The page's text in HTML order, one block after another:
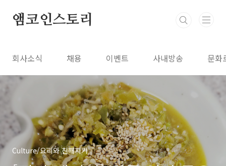
앰코인스토리
회사소식 채용 이벤트 사내방송 문화
Culture/요리와 친해지기